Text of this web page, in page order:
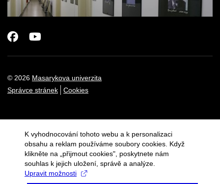
© 2026 Masarykova univerzita
Správce stránek
Cookies
Facebook
K vyhodnocování tohoto webu a k personalizaci
obsahu a reklam používáme soubory cookies. Když
klikněte na „přijmout cookies", poskytnete nám
souhlas k jejich uložení, správě a analýze.
Upravit možnosti